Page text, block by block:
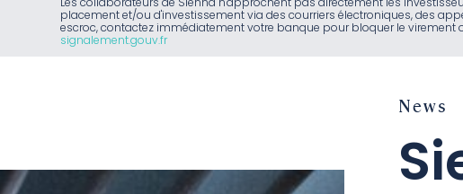
contenu
Les collaborateurs de Sienna n'approchent pas directement les
placement et/ou d'investissement via des courriers électroniques, des
escroc, contactez immédiatement votre banque pour bloquer le virement
signalement.gouv.fr
News